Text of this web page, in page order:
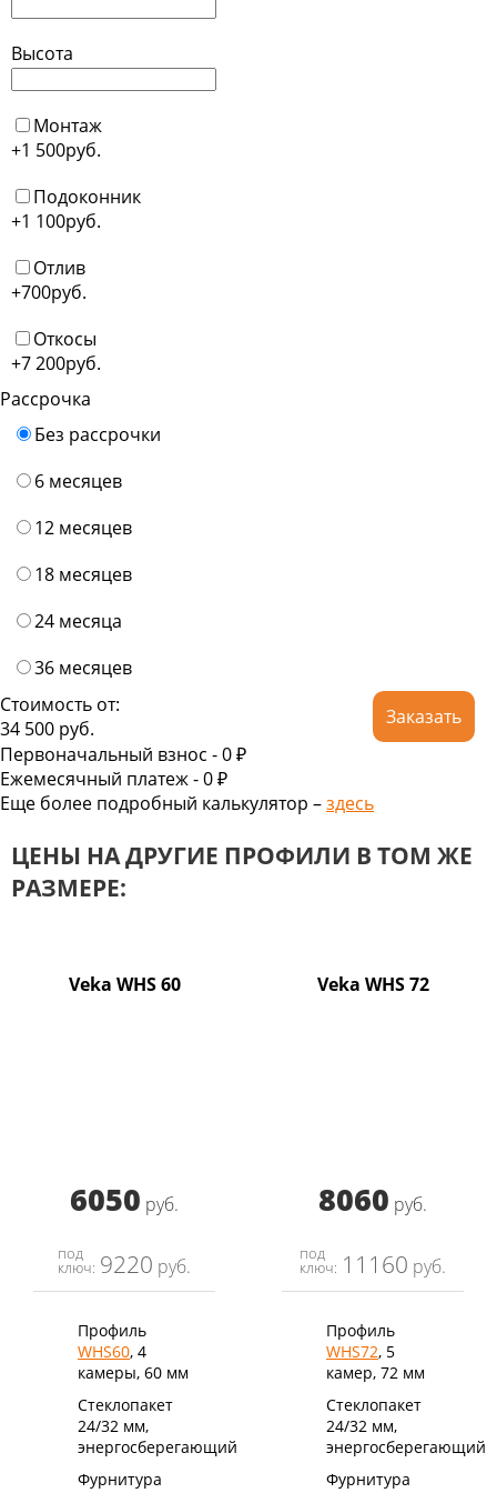
Высота
Монтаж
+1 500руб.
Подоконник
+1 100руб.
Отлив
+700руб.
Откосы
+7 200руб.
Рассрочка
Без рассрочки
6 месяцев
12 месяцев
18 месяцев
24 месяца
36 месяцев
Стоимость от:
34 500 руб.
Заказать
Первоначальный взнос -0 ₽
Ежемесячный платеж -0₽
Еще более подробный калькулятор –здесь
ЦЕНЫ НА ДРУГИЕ ПРОФИЛИ В ТОМ ЖЕ
РАЗМЕРЕ:
Veka WHS 60
6050 руб.
под
ключ: 9220 руб.
Профиль
WHS60, 4
камеры, 60 мм
Стеклопакет
24/32 мм,
энергосберегающий
Фурнитура
Veka WHS 72
8060 руб.
под
ключ: 11160 руб.
Профиль
WHS72, 5
камер, 72 мм
Стеклопакет
24/32 мм,
энергосберегающий
Фурнитура